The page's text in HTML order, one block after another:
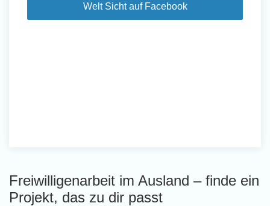
Welt Sicht auf Facebook
Freiwilligenarbeit im Ausland – finde ein
Projekt, das zu dir passt